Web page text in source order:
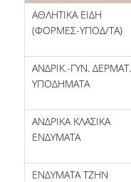
ΑΘΛΗΤΙΚΑ ΕΙΔΗ
(ΦΟΡΜΕΣ-ΥΠΟΔ/ΤΑ)
ΑΝΔΡΙΚ.-ΓΥΝ. ΔΕΡΜΑΤ.
ΥΠΟΔΗΜΑΤΑ
ΑΝΔΡΙΚΑ ΚΛΑΣΙΚΑ
ΕΝΔΥΜΑΤΑ
ΕΝΔΥΜΑΤΑ ΤΖΗΝ